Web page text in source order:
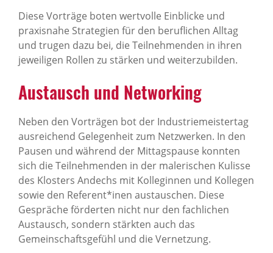
Diese Vorträge boten wertvolle Einblicke und
praxisnahe Strategien für den beruflichen Alltag
und trugen dazu bei, die Teilnehmenden in ihren
jeweiligen Rollen zu stärken und weiterzubilden.
Austausch und Networking
Neben den Vorträgen bot der Industriemeistertag
ausreichend Gelegenheit zum Netzwerken. In den
Pausen und während der Mittagspause konnten
sich die Teilnehmenden in der malerischen Kulisse
des Klosters Andechs mit Kolleginnen und Kollegen
sowie den Referent*inen austauschen. Diese
Gespräche förderten nicht nur den fachlichen
Austausch, sondern stärkten auch das
Gemeinschaftsgefühl und die Vernetzung.